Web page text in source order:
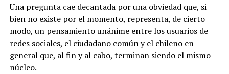
Una pregunta cae decantada por una obviedad que, si
bien no existe por el momento, representa, de cierto
modo, un pensamiento unánime entre los usuarios de
redes sociales, el ciudadano común y el chileno en
general que, al fin y al cabo, terminan siendo el mismo
núcleo.